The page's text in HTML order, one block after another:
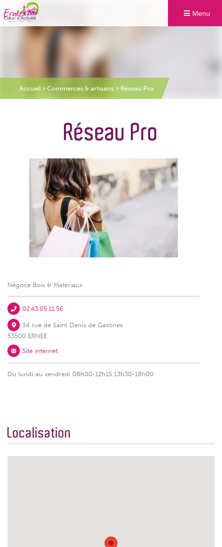
Menu
Accueil> Commerces & artisans > Réseau Pro
Réseau Pro
Négoce Bois & Matériaux
02.43.05.11.56
34 rue de Saint Denis de Gastines
53500 ERNEE
Site internet
Du lundi au vendredi 08h00-12h15 13h30-18h00
Localisation